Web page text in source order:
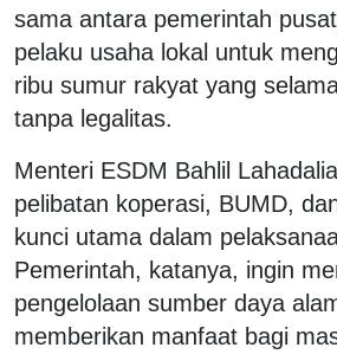
sama antara pemerintah
pelaku usaha lokal untuk
ribu sumur rakyat yang
tanpa legalitas.
Menteri ESDM Bahlil
pelibatan koperasi, BUMD,
kunci utama dalam
Pemerintah, katanya, ingin
pengelolaan sumber daya
memberikan manfaat bagi